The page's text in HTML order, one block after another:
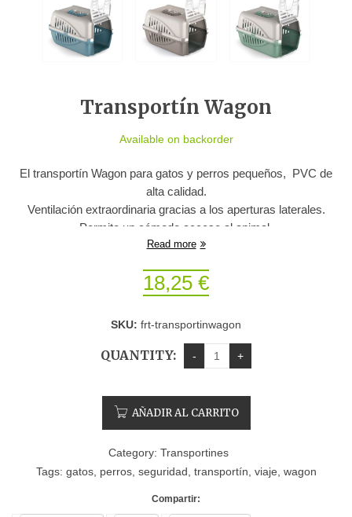
Transportín Wagon
Available on backorder
El transportín Wagon para gatos y perros pequeños, PVC de
alta calidad.
Ventilación extraordinaria gracias a los aperturas laterales.
Permite un cómodo acceso al animal.
Posibilidad de apilamiento.
Read more
18,25 €
SKU: frt-transportinwagon
QUANTITY:
AÑADIR AL CARRITO
Category: Transportines
Tags: gatos, perros, seguridad, transportín, viaje, wagon
Compartir: